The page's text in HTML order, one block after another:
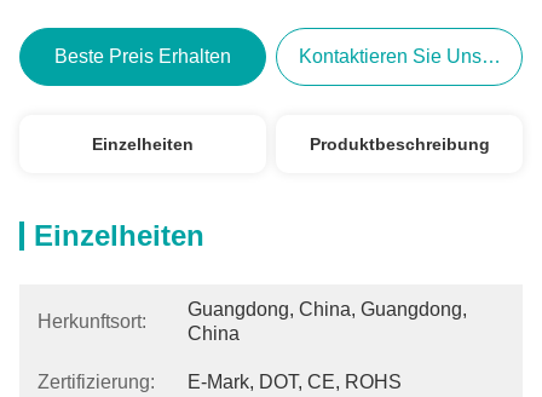
Beste Preis Erhalten Kontaktieren Sie Uns Jetzt
Einzelheiten Produktbeschreibung
Einzelheiten
Herkunftsort:
Guangdong, China, Guangdong,
China
Zertifizierung: E-Mark, DOT, CE, ROHS